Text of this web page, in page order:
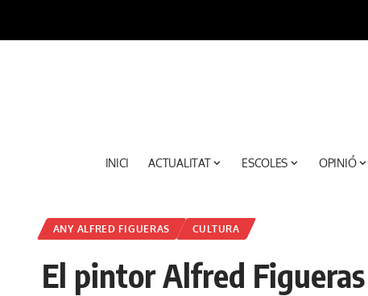
INICI ACTUALITAT ESCOLES OPINIÓ
ANY ALFRED FIGUERAS CULTURA
El pintor Alfred